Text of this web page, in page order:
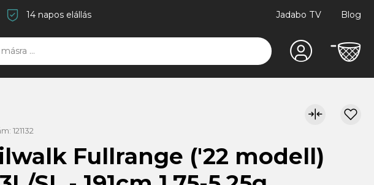
14 napos elállás Jadabo TV Blog
121132
Fullrange ('22 modell)